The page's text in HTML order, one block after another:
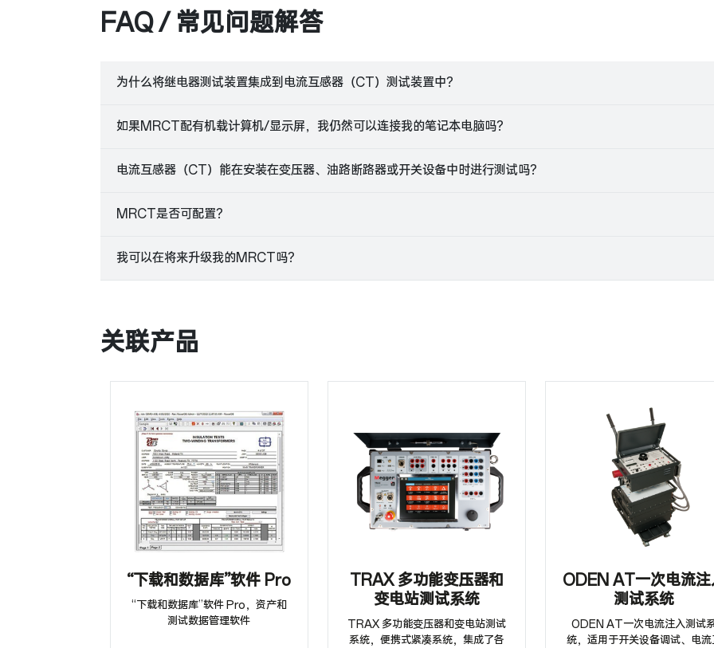
FAQ / 常见问题解答
为什么将继电器测试装置集成到电流互感器（CT）测试装置中？
如果MRCT配有机载计算机/显示屏，我仍然可以连接我的笔记本电脑吗？
电流互感器（CT）能在安装在变压器、油路断路器或开关设备中时进行测试吗？
MRCT是否可配置？
我可以在将来升级我的MRCT吗？
关联产品
“下载和数据库”软件 Pro
“下载和数据库”软件 Pro，资产和
测试数据管理软件
TRAX 多功能变压器和
变电站测试系统
TRAX 多功能变压器和变电站测试
系统，便携式紧凑系统，集成了各
ODEN AT一次电流注
测试系统
ODEN AT一次电流注入测试
统，适用于开关设备调试、电流